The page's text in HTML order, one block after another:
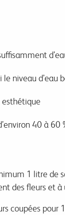
niveau d’eau
esthétique
40 à 60
1 litre de
des fleurs et
coupées pour